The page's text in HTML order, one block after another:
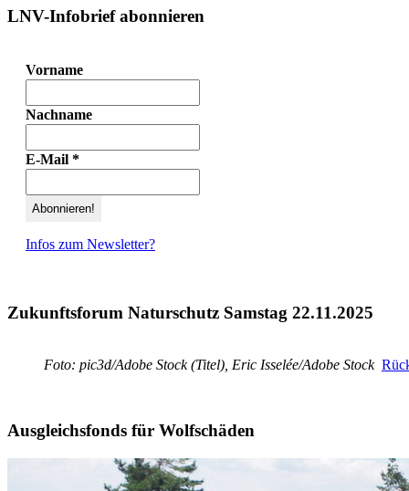
LNV-Infobrief abonnieren
Vorname
Nachname
E-Mail *
Infos zum Newsletter?
Zukunftsforum Naturschutz Samstag 22.11.2025
Foto: pic3d/Adobe Stock (Titel), Eric Isselée/Adobe Stock
Ausgleichsfonds für Wolfschäden